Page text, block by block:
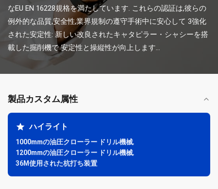
なEU EN 16228規格を満たしています. これらの認証は,彼らの
例外的な品質,安全性,業界規制の遵守手術中に安心して 3強化
された安定性: 新しい改良されたキャタピラー・シャシーを搭
載した掘削機で 安定性と操縦性が向上します...
製品カスタム属性
ハイライト
1000mmの油圧クローラー ドリル機械,
1200mmの油圧クローラー ドリル機械,
36M使用された杭打ち装置